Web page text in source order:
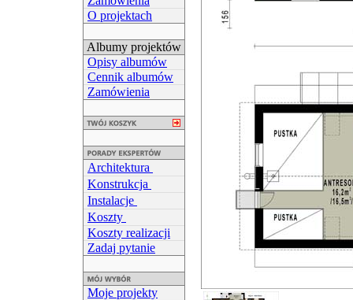
O projektach
Albumy projektów
Opisy albumów
Cennik albumów
Zamówienia
Architektura
Konstrukcja
Instalacje
Koszty
Koszty realizacji
Zadaj pytanie
Moje projekty